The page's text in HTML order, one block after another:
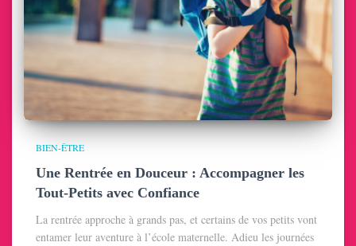
BIEN-ÊTRE
Une Rentrée en Douceur : Accompagner les
Tout-Petits avec Confiance
La rentrée approche à grands pas, et certains de vos petits vont
entamer leur aventure à l’école maternelle. Adieu les journées